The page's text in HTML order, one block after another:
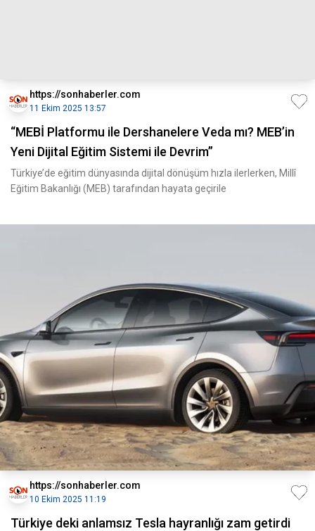
https://sonhaberler.com
11 Ekim 2025 13:57
“MEBİ Platformu ile Dershanelere Veda mı? MEB’in
Yeni Dijital Eğitim Sistemi ile Devrim”
Türkiye’de eğitim dünyasında dijital dönüşüm hızla ilerlerken, Millî
Eğitim Bakanlığı (MEB) tarafından hayata geçirile
https://sonhaberler.com
10 Ekim 2025 11:19
Türkiye deki anlamsız Tesla hayranlığı zam getirdi